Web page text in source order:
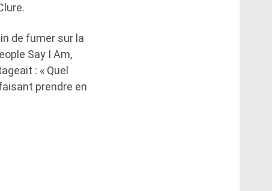
de fumer sur la
Say I Am,
: « Quel
prendre en